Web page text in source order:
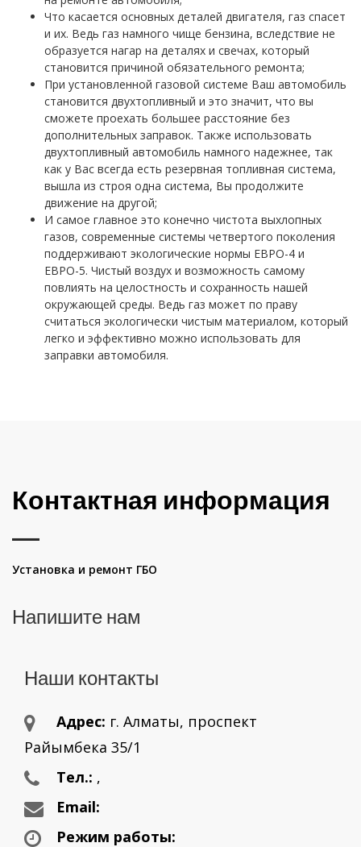
Что касается основных деталей двигателя, газ спасет
и их. Ведь газ намного чище бензина, вследствие не
образуется нагар на деталях и свечах, который
становится причиной обязательного ремонта;
При установленной газовой системе Ваш автомобиль
становится двухтопливный и это значит, что вы
сможете проехать большее расстояние без
дополнительных заправок. Также использовать
двухтопливный автомобиль намного надежнее, так
как у Вас всегда есть резервная топливная система,
вышла из строя одна система, Вы продолжите
движение на другой;
И самое главное это конечно чистота выхлопных
газов, современные системы четвертого поколения
поддерживают экологические нормы ЕВРО-4 и
ЕВРО-5. Чистый воздух и возможность самому
повлиять на целостность и сохранность нашей
окружающей среды. Ведь газ может по праву
считаться экологически чистым материалом, который
легко и эффективно можно использовать для
заправки автомобиля.
Контактная информация
Установка и ремонт ГБО
Напишите нам
Наши контакты
Адрес: г. Aлматы, проспект
Райымбека 35/1
Тел.: ,
Email:
Режим работы: